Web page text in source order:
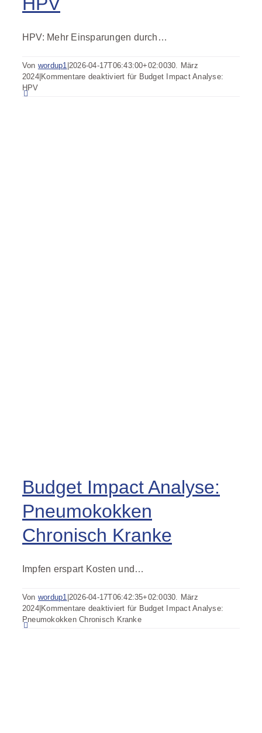
HPV: Mehr Einsparungen durch…
Von wordup1 2026-04-17T06:43:00+02:0030. März
2024| Kommentare deaktiviert für Budget Impact Analyse:
HPV
Budget Impact Analyse:
Pneumokokken
Chronisch Kranke
Impfen erspart Kosten und…
Von wordup1 2026-04-17T06:42:35+02:0030. März
2024| Kommentare deaktiviert für Budget Impact Analyse:
Pneumokokken Chronisch Kranke